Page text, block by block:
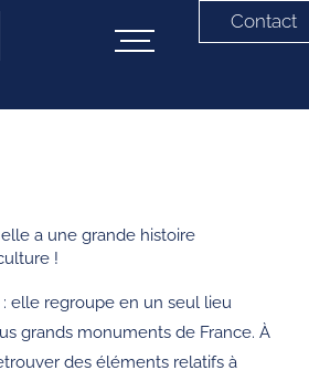
Contact
a une grande histoire
!
elle regroupe en un seul lieu
grands monuments de France. À
des éléments relatifs à